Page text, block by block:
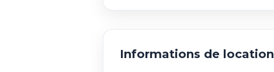
Informations de location